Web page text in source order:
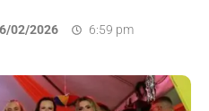
02/2026 6:59 pm